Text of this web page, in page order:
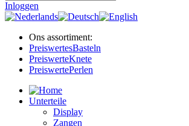
Inloggen
Ons assortiment:
PreiswertesBasteln
PreiswerteKnete
PreiswertePerlen
Unterteile
Display
Zangen